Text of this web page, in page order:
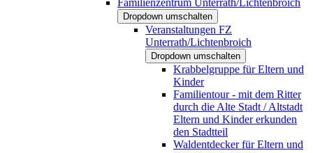
Dropdown umschalten
Veranstaltungen FZ
Unterrath/Lichtenbroich
Dropdown umschalten
Krabbelgruppe für Eltern und
Kinder
Familientour - mit dem Ritter
durch die Alte Stadt / Altstadt
Eltern und Kinder erkunden
den Stadtteil
Waldentdecker für Eltern und